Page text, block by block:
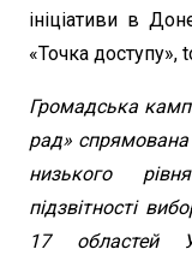
ініціативи в
«Точка доступу»,
Громадська
рад»
низького
підзвітності
17 областей